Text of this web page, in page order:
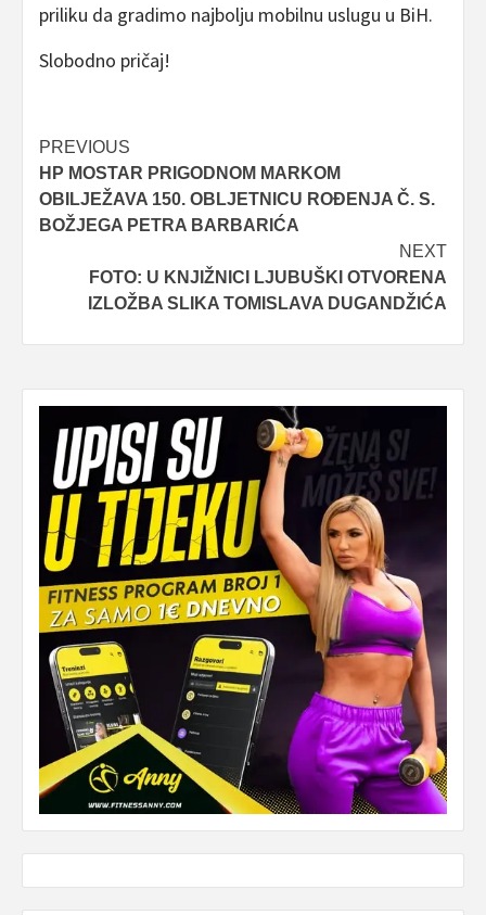
priliku da gradimo najbolju mobilnu uslugu u BiH.
Slobodno pričaj!
Post
navigation
PREVIOUS
HP MOSTAR PRIGODNOM MARKOM
OBILJEŽAVA 150. OBLJETNICU ROĐENJA Č. S.
BOŽJEGA PETRA BARBARIĆA
NEXT
FOTO: U KNJIŽNICI LJUBUŠKI OTVORENA
IZLOŽBA SLIKA TOMISLAVA DUGANDŽIĆA